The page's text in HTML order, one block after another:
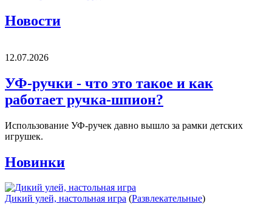
Новости
12.07.2026
УФ-ручки - что это такое и как
работает ручка-шпион?
Использование УФ-ручек давно вышло за рамки детских
игрушек.
Новинки
Дикий улей, настольная игра (Развлекательные)